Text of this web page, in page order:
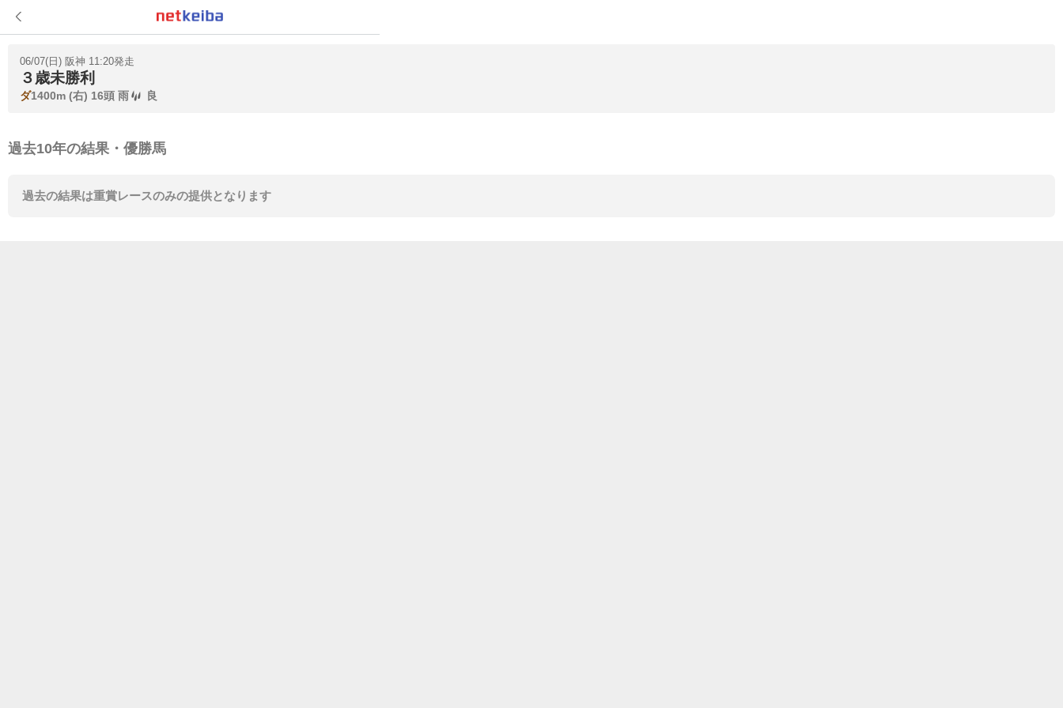
06/07(日) 阪神 11:20発走
３歳未勝利
ダ1400m (右) 16頭 雨 良
過去10年の結果・優勝馬
過去の結果は重賞レースのみの提供となります